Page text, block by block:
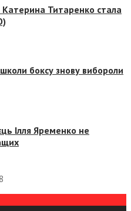
Катерина Титаренко стала
боксу знову вибороли
Ілля Яременко не